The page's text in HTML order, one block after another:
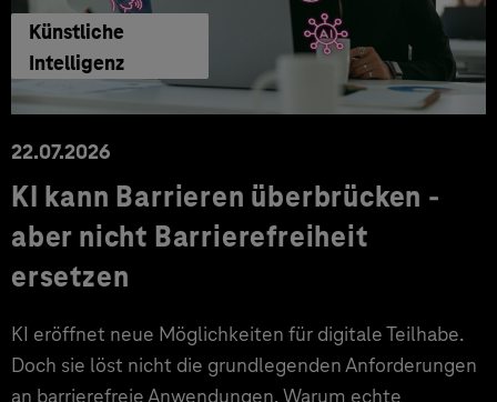
Künstliche
Intelligenz
22.07.2026
KI kann Barrieren überbrücken -
aber nicht Barrierefreiheit
ersetzen
KI eröffnet neue Möglichkeiten für digitale Teilhabe.
Doch sie löst nicht die grundlegenden Anforderungen
an barrierefreie Anwendungen. Warum echte